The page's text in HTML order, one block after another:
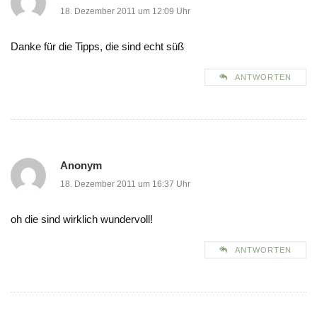
18. Dezember 2011 um 12:09 Uhr
Danke für die Tipps, die sind echt süß
ANTWORTEN
Anonym
18. Dezember 2011 um 16:37 Uhr
oh die sind wirklich wundervoll!
ANTWORTEN